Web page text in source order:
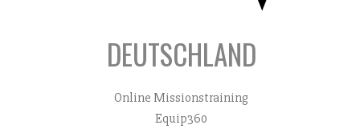
DEUTSCHLAND
Online Missionstraining
Equip360